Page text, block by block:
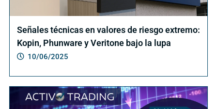
Señales técnicas en valores de riesgo extremo:
Kopin, Phunware y Veritone bajo la lupa
10/06/2025